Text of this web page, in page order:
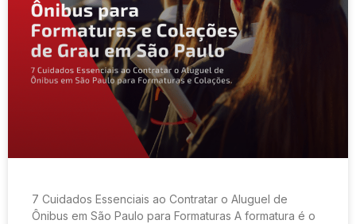
7 Cuidados Essenciais ao Contratar o Aluguel de
Ônibus em São Paulo para Formaturas A formatura é o